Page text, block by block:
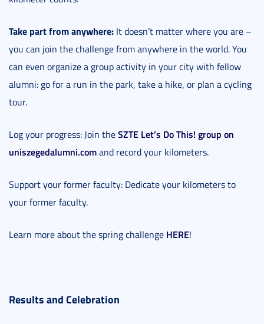
Take part from anywhere: It doesn’t matter where you are –
you can join the challenge from anywhere in the world. You
can even organize a group activity in your city with fellow
alumni: go for a run in the park, take a hike, or plan a cycling
tour.
Log your progress: Join theSZTE Let’s Do This! group on
uniszegedalumni.comand record your kilometers.
Support your former faculty: Dedicate your kilometers to
your former faculty.
Learn more about the spring challenge HERE!
Results and Celebration